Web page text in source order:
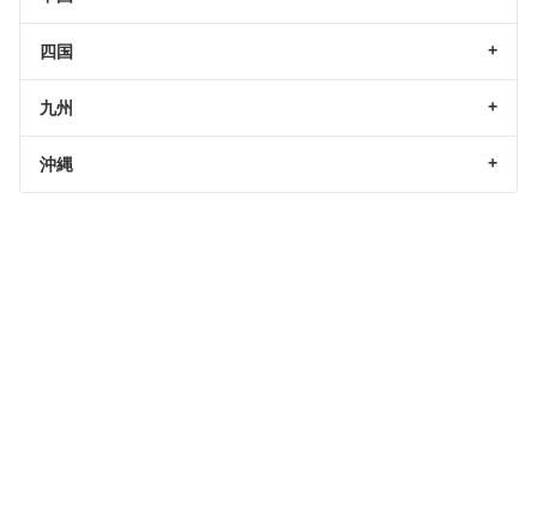
四国
九州
沖縄